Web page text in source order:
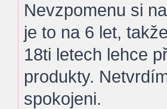
Nevzpomenu si
je to na 6 let,
18ti letech lehce
produkty.
spokojeni.